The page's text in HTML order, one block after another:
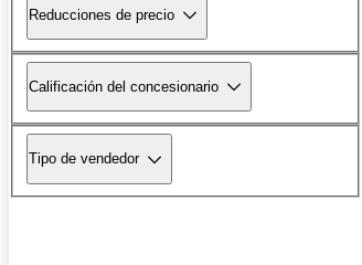
Reducciones de precio
Calificación del concesionario
Tipo de vendedor